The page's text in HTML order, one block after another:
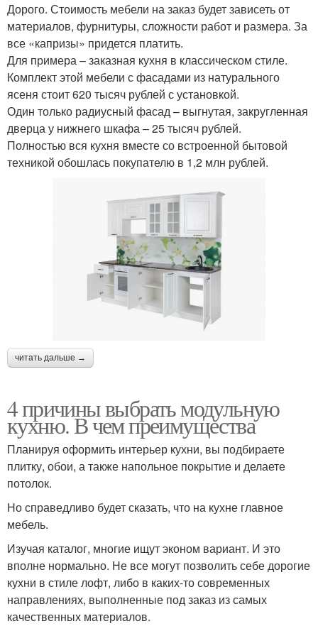
Дорого. Стоимость мебели на заказ будет зависеть от
материалов, фурнитуры, сложности работ и размера. За
все «капризы» придется платить.
Для примера – заказная кухня в классическом стиле.
Комплект этой мебели с фасадами из натурального
ясеня стоит 620 тысяч рублей с установкой.
Один только радиусный фасад – выгнутая, закругленная
дверца у нижнего шкафа – 25 тысяч рублей.
Полностью вся кухня вместе со встроенной бытовой
техникой обошлась покупателю в 1,2 млн рублей.
читать дальше →
4 причины выбрать модульную
кухню. В чем преимущества
Планируя оформить интерьер кухни, вы подбираете
плитку, обои, а также напольное покрытие и делаете
потолок.
Но справедливо будет сказать, что на кухне главное
мебель.
Изучая каталог, многие ищут эконом вариант. И это
вполне нормально. Не все могут позволить себе дорогие
кухни в стиле лофт, либо в каких-то современных
направлениях, выполненные под заказ из самых
качественных материалов.